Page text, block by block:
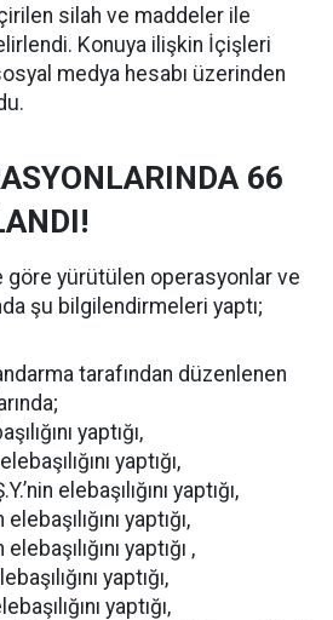
silah ve maddeler ile
Konuya ilişkin İçişleri
medya hesabı üzerinden
66
göre yürütülen operasyonlar ve
şu bilgilendirmeleri yaptı;
tarafından düzenlenen
yaptığı,
yaptığı,
elebaşılığını yaptığı,
yaptığı,
yaptığı ,
yaptığı,
yaptığı,